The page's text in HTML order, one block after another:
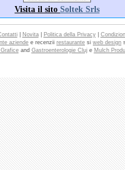
Visita il sito Soltek Srls
| Novita| Politica della Privacy|
aziende e recenzii restaurante si web design
and Gastroenterologie Cluje Mulch